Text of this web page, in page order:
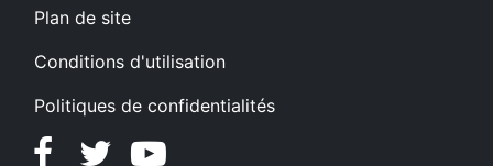
Plan de site
Conditions d'utilisation
Politiques de confidentialités